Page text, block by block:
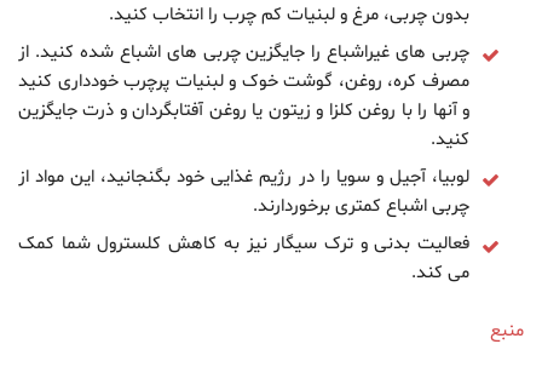
بدون چربی، مرغ و لبنیات کم چرب را انتخاب کنید.
چربی های غیراشباع را جایگزین چربی های اشباع شده کنید. از
مصرف کره، روغن، گوشت خوک و لبنیات پرچرب خودداری کنید
و آنها را با روغن کلزا و زیتون یا روغن آفتابگردان و ذرت جایگزین
کنید.
لوبیا، آجیل و سویا را در رژیم غذایی خود بگنجانید، این مواد از
چربی اشباع کمتری برخوردارند.
فعالیت بدنی و ترک سیگار نیز به کاهش کلسترول شما کمک
می کند.
منبع